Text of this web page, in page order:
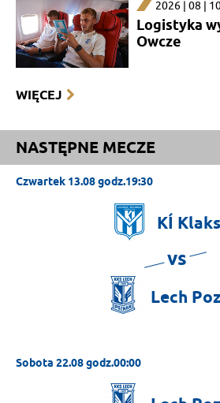
2026 | 08 |
Logistyka
Owcze
WIĘCEJ
NASTĘPNE MECZE
Czwartek 13.08 godz.19:30
KÍ
vs
Lech
Sobota 22.08 godz.00:00